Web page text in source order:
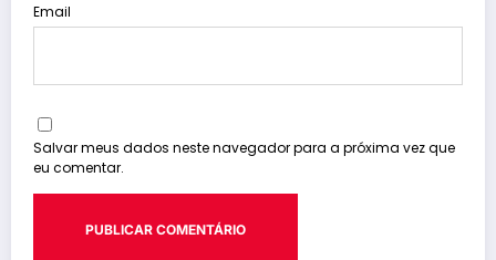
Email
Salvar meus dados neste navegador para a próxima vez que
eu comentar.